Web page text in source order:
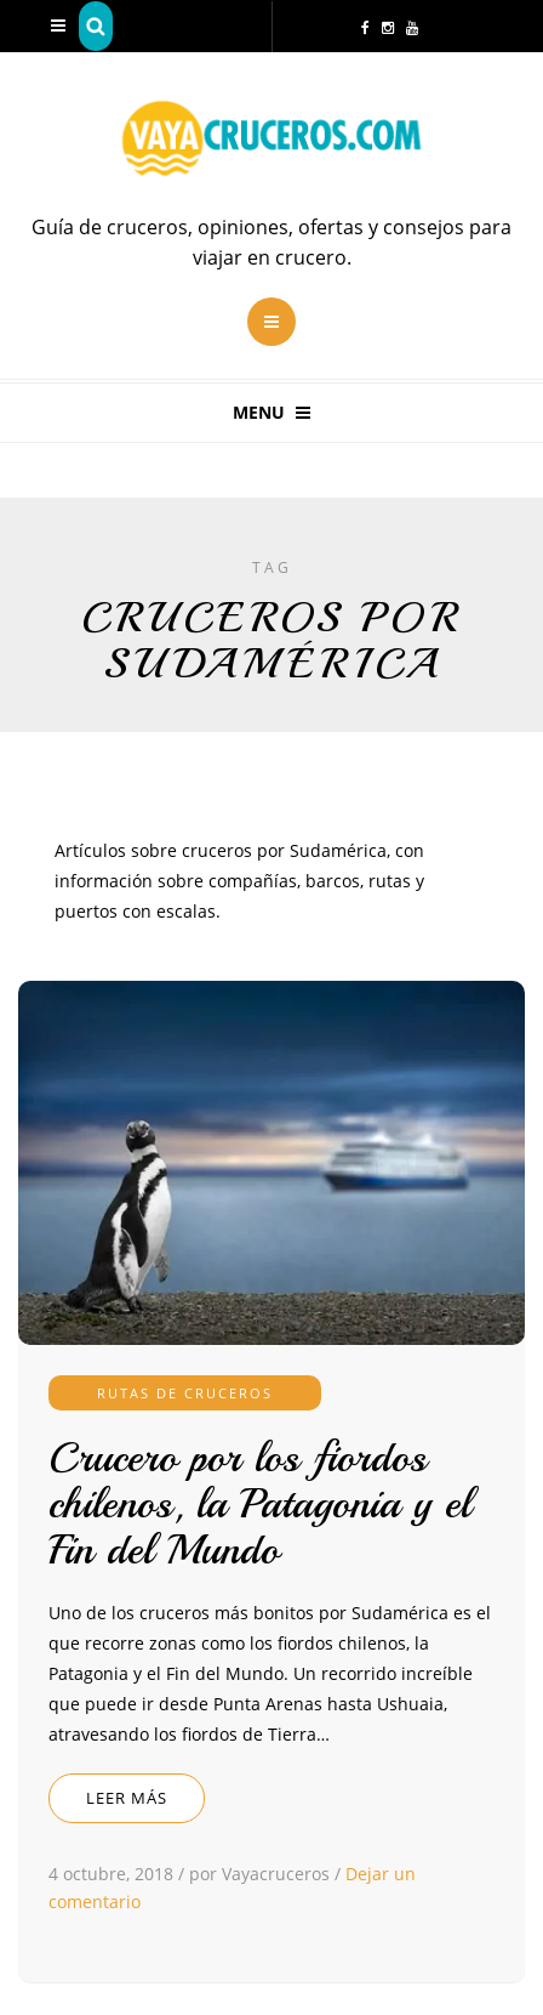
Guía de cruceros, opiniones, ofertas y consejos para
viajar en crucero.
MENU
TAG
CRUCEROS POR
SUDAMÉRICA
Artículos sobre cruceros por Sudamérica, con
información sobre compañías, barcos, rutas y
puertos con escalas.
RUTAS DE CRUCEROS
Crucero por los fiordos
chilenos, la Patagonia y el
Fin del Mundo
Uno de los cruceros más bonitos por Sudamérica es el
que recorre zonas como los fiordos chilenos, la
Patagonia y el Fin del Mundo. Un recorrido increíble
que puede ir desde Punta Arenas hasta Ushuaia,
atravesando los fiordos de Tierra…
LEER MÁS
4 octubre, 2018 / por Vayacruceros / Dejar un
comentario